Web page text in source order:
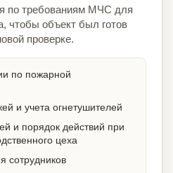
по требованиям МЧС для
чтобы объект был готов
проверке.
по пожарной
и учета огнетушителей
и порядок действий при
цеха
сотрудников